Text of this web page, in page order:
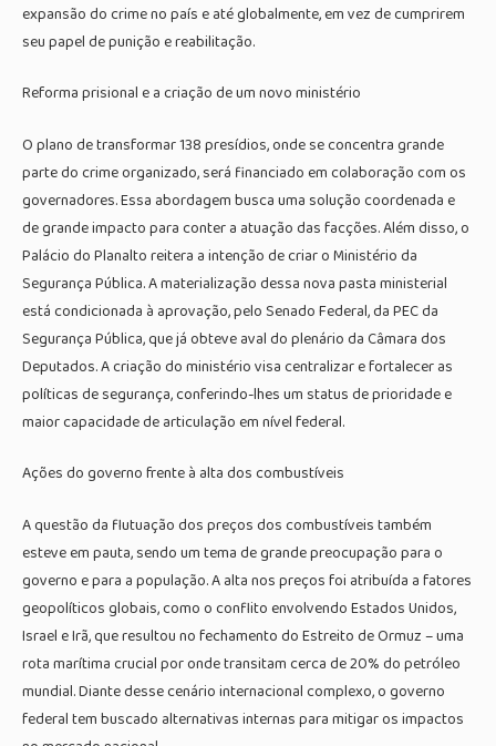
expansão do crime no país e até globalmente, em vez de cumprirem
seu papel de punição e reabilitação.
Reforma prisional e a criação de um novo ministério
O plano de transformar 138 presídios, onde se concentra grande
parte do crime organizado, será financiado em colaboração com os
governadores. Essa abordagem busca uma solução coordenada e
de grande impacto para conter a atuação das facções. Além disso, o
Palácio do Planalto reitera a intenção de criar o Ministério da
Segurança Pública. A materialização dessa nova pasta ministerial
está condicionada à aprovação, pelo Senado Federal, da PEC da
Segurança Pública, que já obteve aval do plenário da Câmara dos
Deputados. A criação do ministério visa centralizar e fortalecer as
políticas de segurança, conferindo-lhes um status de prioridade e
maior capacidade de articulação em nível federal.
Ações do governo frente à alta dos combustíveis
A questão da flutuação dos preços dos combustíveis também
esteve em pauta, sendo um tema de grande preocupação para o
governo e para a população. A alta nos preços foi atribuída a fatores
geopolíticos globais, como o conflito envolvendo Estados Unidos,
Israel e Irã, que resultou no fechamento do Estreito de Ormuz – uma
rota marítima crucial por onde transitam cerca de 20% do petróleo
mundial. Diante desse cenário internacional complexo, o governo
federal tem buscado alternativas internas para mitigar os impactos